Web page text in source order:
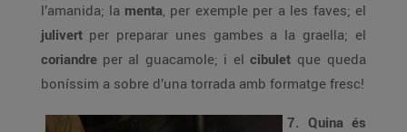
l’amanida; la menta, per exemple per a les faves; el
julivert per preparar unes gambes a la graella; el
coriandre per al guacamole; i el cibulet que queda
boníssim a sobre d’una torrada amb formatge fresc!
7. Quina és